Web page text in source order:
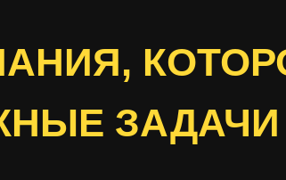
ЗАДАЧИ